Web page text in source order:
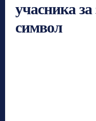
учасника
символ